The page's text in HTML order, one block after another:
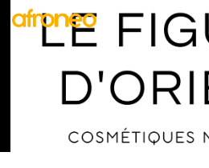
AFRONEO
SÉNÉGAL
LA SCÈNE